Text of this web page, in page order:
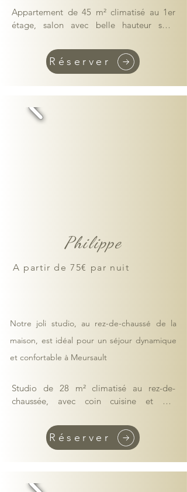
Appartement de 45 m² climatisé au 1er
étage, salon avec belle hauteur sous
cuisine ouverte, salle de bain avec
baignoire​.
Cuisine équipée (réfrigérateur, plaques,
bouilloire​​, cafetière, cafetière Nespresso)
Terrasse dans la cour commune - parking
Réserver
Philippe
A partir de 75€ par nuit
Notre joli studio, au rez-de-chaussé de la
maison, est idéal pour un séjour dynamique
et confortable à Meursault
Studio de 28 m² climatisé au rez-de-
chaussée, avec coin cuisine et bar
avec douche.​.
Cuisine équipée (réfrigérateur, plaques,
four combiné micro-onde, grille-pain,
Réserver